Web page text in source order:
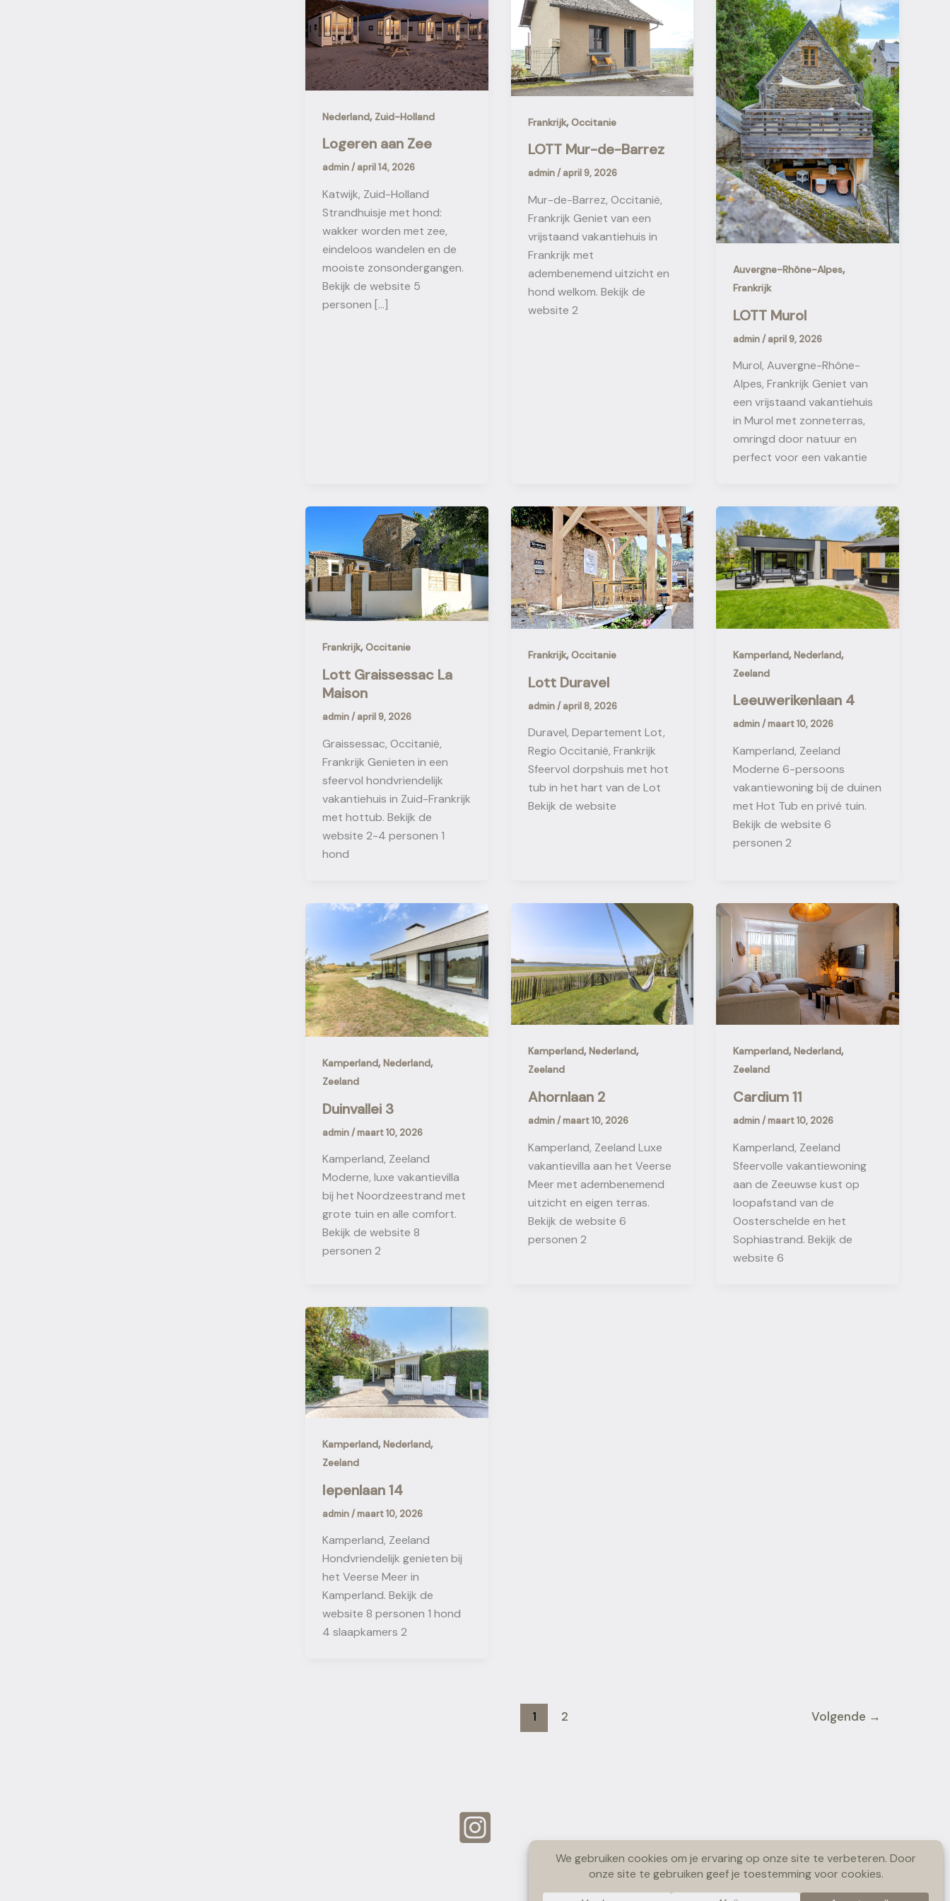
Nederland, Zuid-Holland
Logeren aan Zee
admin/april 14, 2026
Katwijk, Zuid-Holland
Strandhuisje met hond:
wakker worden met zee,
eindeloos wandelen en de
mooiste zonsondergangen.
Bekijk de website 5
personen […]
Frankrijk,Occitanie
LOTT Mur-de-Barrez
admin/april 9, 2026
Mur-de-Barrez, Occitanië,
Frankrijk Geniet van een
vrijstaand vakantiehuis in
Frankrijk met
adembenemend uitzicht en
hond welkom. Bekijk de
website 2
Auvergne-Rhône-Alpes,
Frankrijk
LOTT Murol
admin/april 9, 2026
Murol, Auvergne-Rhône-
Alpes, Frankrijk Geniet van
een vrijstaand vakantiehuis
in Murol met zonneterras,
omringd door natuur en
perfect voor een vakantie
Frankrijk,Occitanie
Lott Graissessac La
Maison
admin/april 9, 2026
Graissessac, Occitanië,
Frankrijk Genieten in een
sfeervol hondvriendelijk
vakantiehuis in Zuid-Frankrijk
met hottub. Bekijk de
website 2-4 personen 1
hond
Frankrijk,Occitanie
Lott Duravel
admin/april 8, 2026
Duravel, Departement Lot,
Regio Occitanië, Frankrijk
Sfeervol dorpshuis met hot
tub in het hart van de Lot
Bekijk de website
Kamperland,Nederland,
Zeeland
Leeuwerikenlaan 4
admin/maart 10, 2026
Kamperland, Zeeland
Moderne 6-persoons
vakantiewoning bij de duinen
met Hot Tub en privé tuin.
Bekijk de website 6
personen 2
Kamperland,Nederland,
Zeeland
Duinvallei 3
admin/maart 10, 2026
Kamperland, Zeeland
Moderne, luxe vakantievilla
bij het Noordzeestrand met
grote tuin en alle comfort.
Bekijk de website 8
personen 2
Kamperland,Nederland,
Zeeland
Ahornlaan 2
admin/maart 10, 2026
Kamperland, Zeeland Luxe
vakantievilla aan het Veerse
Meer met adembenemend
uitzicht en eigen terras.
Bekijk de website 6
personen 2
Kamperland,Nederland,
Zeeland
Cardium 11
admin/maart 10, 2026
Kamperland, Zeeland
Sfeervolle vakantiewoning
aan de Zeeuwse kust op
loopafstand van de
Oosterschelde en het
Sophiastrand. Bekijk de
website 6
Kamperland,Nederland,
Zeeland
Iepenlaan 14
admin/maart 10, 2026
Kamperland, Zeeland
Hondvriendelijk genieten bij
het Veerse Meer in
Kamperland. Bekijk de
website 8 personen 1 hond
4 slaapkamers 2
1 2 Volgende →